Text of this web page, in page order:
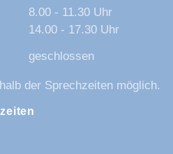
8.00 - 11.30 Uhr
14.00 - 17.30 Uhr
geschlossen
der Sprechzeiten möglich.